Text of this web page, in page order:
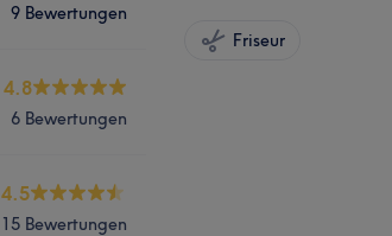
9 Bewertungen
4.8
6 Bewertungen
4.5
15 Bewertungen
Friseur